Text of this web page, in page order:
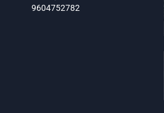
9604752782